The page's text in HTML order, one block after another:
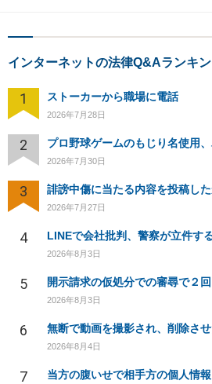
インターネットの法律Q&Aランキ
1 ストーカーから職場に電話
2026年7月28日
2 プロ野球ゲームのもじり名使用
2026年7月30日
3
2026年7月27日
4 LINEで会社批判、警察が立件す
2026年8月3日
5
2026年8月3日
6
2026年8月4日
7